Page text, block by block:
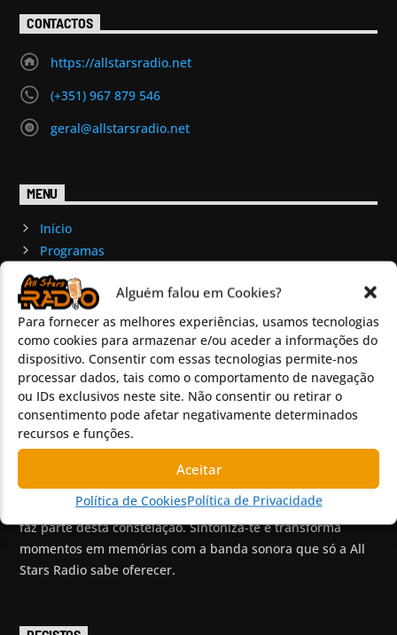
Alguém falou em Cookies?
Para fornecer as melhores experiências, usamos tecnologias
como cookies para armazenar e/ou aceder a informações do
dispositivo. Consentir com essas tecnologias permite-nos
processar dados, tais como o comportamento de navegação
ou IDs exclusivos neste site. Não consentir ou retirar o
consentimento pode afetar negativamente determinados
recursos e funções.
Aceitar
Política de CookiesPolítica de Privacidade
CONTACTOS
https://allstarsradio.net
(+351) 967 879 546
geral@allstarsradio.net
MENU
Início
Programas
Eventos
Magazine
Chat
Discos Pedidos
Vídeos
Promoção de Bandas
SOBRE NÓS
Fruto de uma visão sem amarras, oferecemos uma sinfonia
de géneros e programas autênticos, porque cada ouvinte
faz parte desta constelação. Sintoniza-te e transforma
momentos em memórias com a banda sonora que só a All
Stars Radio sabe oferecer.